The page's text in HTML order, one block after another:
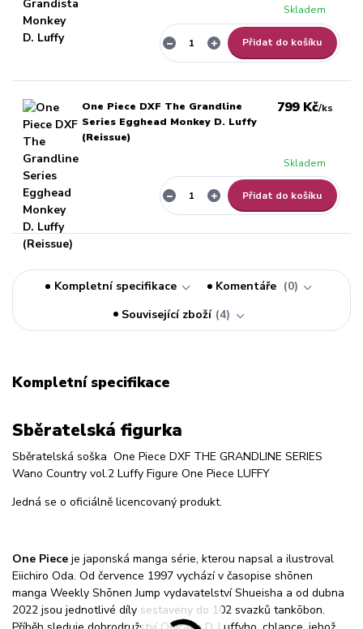
Skladem
Přidat do košíku
One Piece DXF The Grandline
Series Egghead Monkey D. Luffy
(Reissue)
799 Kč/ks
Skladem
Přidat do košíku
Kompletní specifikace Komentáře
0
Související zboží 4
Kompletní specifikace
Sběratelská figurka
Sběratelská soška One Piece DXF THE GRANDLINE SERIES
Wano Country vol.2 Luffy Figure One Piece LUFFY
Jedná se o oficiálně licencovaný produkt.
One Piece je japonská manga série, kterou napsal a ilustroval
Eiichiro Oda. Od července 1997 vychází v časopise shōnen
manga Weekly Shōnen Jump vydavatelství Shueisha a od dubna
2022 jsou jednotlivé díly sestaveny do 102 svazků tankōbon.